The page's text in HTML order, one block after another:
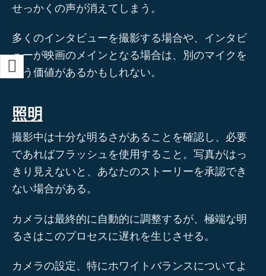
せっかくの声が消えてしまう。
多くのインタビューを撮影する場合や、インタビ
ューが映画のメインとなる場合は、別のマイクを
使う価値があるかもしれない。
照明
撮影中は十分な明るさがあることを確認し、必要
であればフラッシュを使用すること。写真がはっ
きり見えないと、あなたのストーリーを承認でき
ない場合がある。
カメラは最終的に自動的に調整するが、極端な明
るさはこのプロセスに遅れを生じさせる。
カメラの設定、特にホワイトバランスについてよ